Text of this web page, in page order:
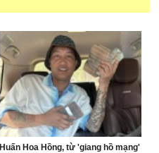
Huấn Hoa Hồng, từ 'giang hồ mạng'